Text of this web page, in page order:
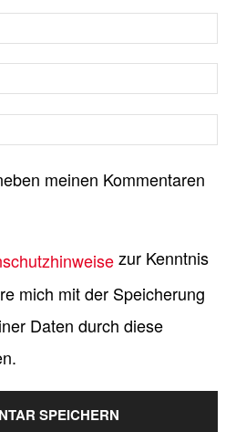
meinen Kommentaren
zur Kenntnis
mich mit der Speicherung
Daten durch diese